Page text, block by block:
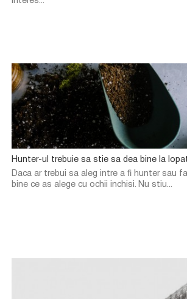
Hunter-ul trebuie sa stie sa dea bine la
Daca ar trebui sa aleg intre a fi hunter sau
bine ce as alege cu ochii inchisi. Nu stiu...